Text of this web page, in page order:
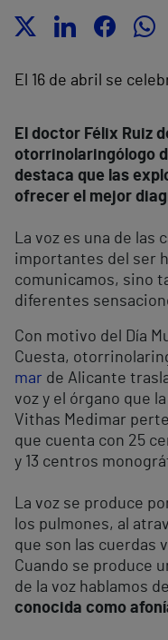
El 16 de abril se
El doctor Félix Ruiz
otorrinolaringólogo
destaca que las
ofrecer el mejor
La voz es una de
importantes del ser
comunicamos, sino
diferentes
Con motivo del Día
Cuesta,
mar de Alicante
voz y el órgano que
Vithas Medimar
que cuenta con 25
y 13 centros
La voz se produce
los pulmones, al
que son las cuerdas
Cuando se produce
de la voz hablamos
conocida como